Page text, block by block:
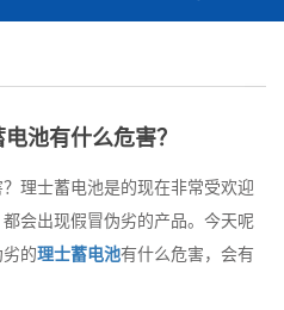
池有什么危害？
理士蓄电池是的现在非常受欢迎
会出现假冒伪劣的产品。今天呢
的理士蓄电池有什么危害，会有